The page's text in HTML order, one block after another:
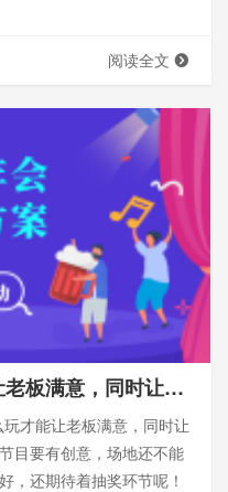
阅读全文
企业企业年会怎么玩才能让老板满意，同时让员工开心？我来给你支招
才能让老板满意，同时让
目要有创意，场地还不能
，还期待着抽奖环节呢！